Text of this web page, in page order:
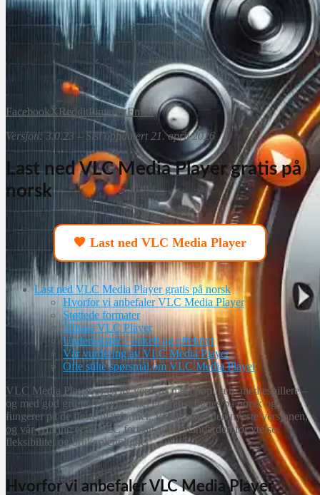
FacebookXRedditPinterestEmail
Versjon: 3.0.23 – Sist oppdatert 21. april 2026
Last ned VLC Media Player gratis på
norsk
🧡 Last ned VLC Media Player
Last ned VLC Media Player gratis på norsk
Hvorfor vi anbefaler VLC Media Player
Støttede formater
Tilpass VLC Player
Undertekster – enkelt og effektivt
Vår vurdering av VLC Media Player
Ofte stilte spørsmål om VLC Media Player
VLC Media Player er en av verdens mest populære mediespillere –
og med god grunn. Programmet er gratis, finnes på norsk og
fungerer på de fleste plattformer. Vi har testet den nyeste versjonen,
og vår erfaring er at VLC fortsatt setter standarden for ytelse,
fleksibilitet og brukervennlighet.
Hvorfor vi anbefaler VLC Media Player